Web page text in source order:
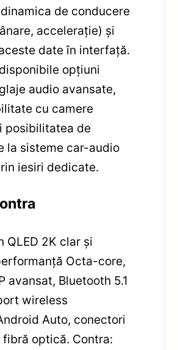
de conducere
accelerație) și
date în interfață.
opțiuni
audio avansate,
cu camere
posibilitatea de
la sisteme car-audio
iesiri dedicate.
QLED 2K clar și
Octa-core,
avansat, Bluetooth 5.1
wireless
Auto, conectori
fibră optică. Contra: